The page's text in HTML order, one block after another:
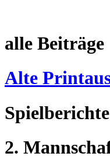
alle Beiträge
Alte
Spielberichte
2.